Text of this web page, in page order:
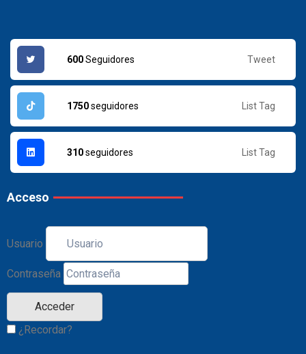
600Seguidores Tweet
1750seguidores List Tag
310seguidores List Tag
Acceso
Usuario
Contraseña
¿Recordar?